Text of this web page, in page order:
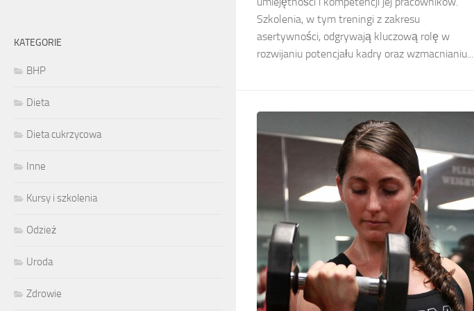
Szkolenia, w tym treningi z zakresu
asertywności, odgrywają kluczową rolę w
rozwijaniu potencjału kadry oraz wzmacnianiu...
KATEGORIE
BHP
Dieta
Dieta cukrzycowa
Inne
Kursy i szkolenia
Odzież
Uroda
Zdrowie